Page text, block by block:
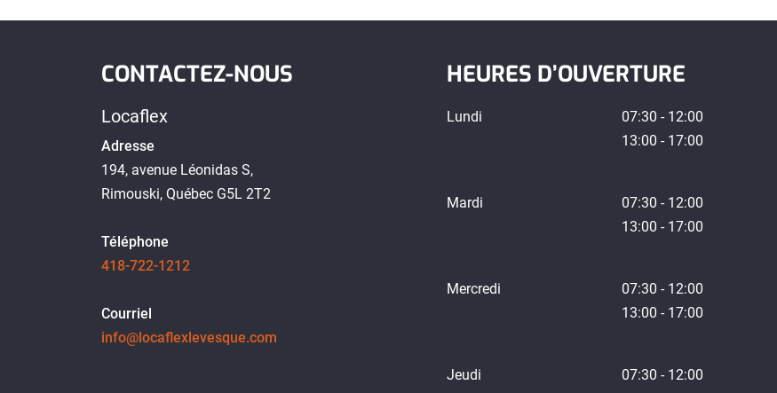
CONTACTEZ-NOUS
Locaflex
Adresse
194, avenue Léonidas S,
Rimouski, Québec G5L 2T2
Téléphone
418-722-1212
Courriel
info@locaflexlevesque.com
HEURES D’OUVERTURE
Lundi
07:30 - 12:00
13:00 - 17:00
Mardi
07:30 - 12:00
13:00 - 17:00
Mercredi
07:30 - 12:00
13:00 - 17:00
Jeudi
07:30 - 12:00